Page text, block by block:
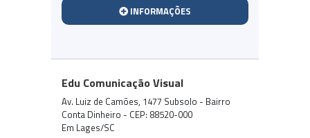
INFORMAÇÕES
Edu Comunicação Visual
Av. Luiz de Camões, 1477 Subsolo - Bairro
Conta Dinheiro - CEP: 88520-000
Em Lages/SC